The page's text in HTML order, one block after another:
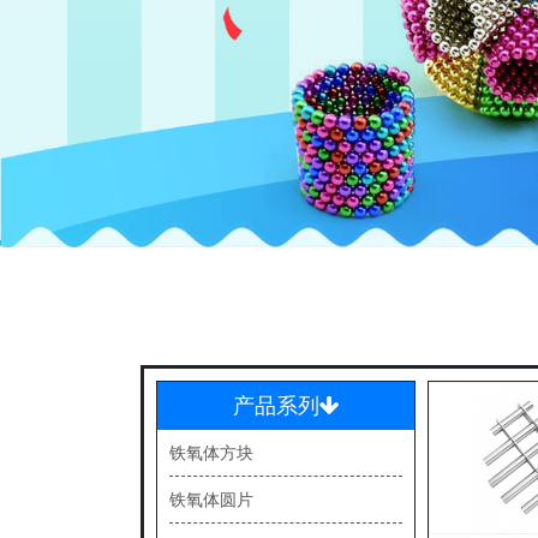
产品系列
铁氧体方块
铁氧体圆片